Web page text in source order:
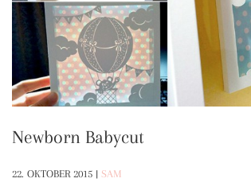
Newborn Babycut
22. OKTOBER 2015 | SAM